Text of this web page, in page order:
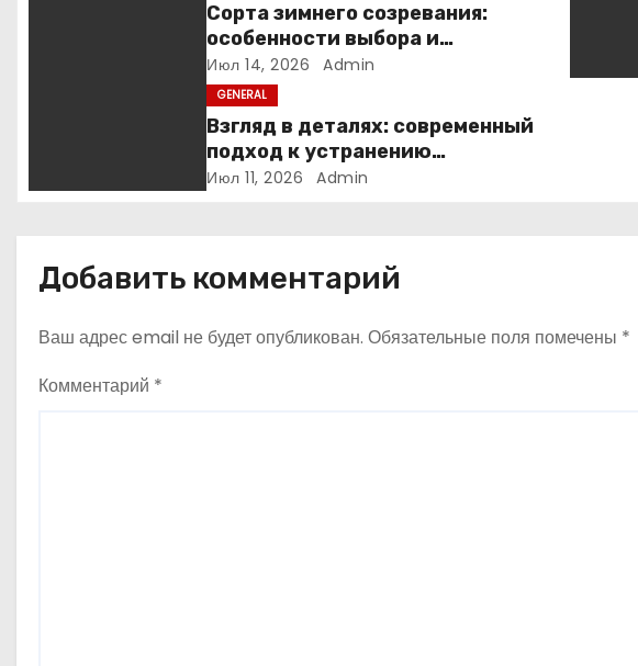
п
и
с
я
Сорта зимнего созревания:
особенности выбора и
выращивания яблонь на
примере иммунного сорта
Кандиль орловский
Июл 14, 2026 Admin
GENERAL
Взгляд в деталях: современный
подход к устранению
катаракты
Июл 11, 2026 Admin
Добавить комментарий
Ваш адрес email не будет опубликован. Обязательные поля помечены *
Комментарий *